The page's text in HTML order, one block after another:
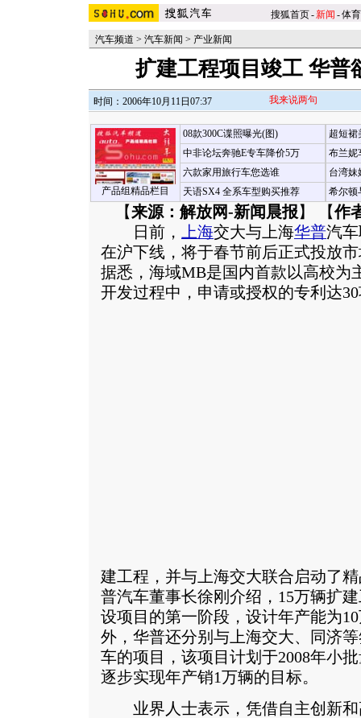
搜狐首页-新闻 -体育
汽车频道 > 汽车新闻 > 产业新闻
扩建工程项目竣工 华普
时间：2006年10月11日07:37 我来说两句
产品组精品栏目
08款300C谍照曝光(图)
中非论坛奔驰E专车降价5万
六款家用旅行车您选谁
天语SX4 全系车型购买推荐
超短裙
布兰妮
台湾妹
希尔顿
【来源：解放网-新闻晨报 】 【作
日前，
上海交大与上海华普汽
在沪下线，将于春节前后正式投放
据悉，海域MB是国内首款以高校为
开发过程中，申请或授权的专利达
建工程，并与上海交大联合启动了
普汽车董事长徐刚介绍，15万辆扩
设项目的第一阶段，设计年产能为
外，华普还分别与上海交大、同济
车的项目，该项目计划于2008年小
逐步实现年产销1万辆的目标。
业界人士表示，凭借自主创新和